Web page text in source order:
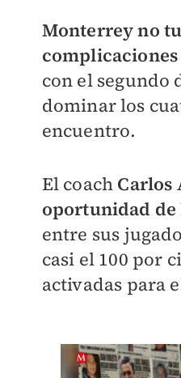
Monterrey no
complicaciones
con el segundo
dominar los
encuentro.
El coach Carlos
oportunidad
entre sus
casi el 100 por
activadas para